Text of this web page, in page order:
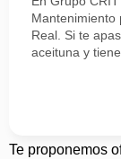
Mantenimiento
Real. Si te
aceituna y
Te proponemos